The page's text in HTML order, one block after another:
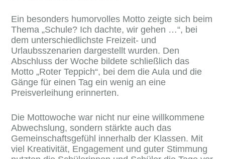
Ein besonders humorvolles Motto zeigte sich beim
Thema „Schule? Ich dachte, wir gehen …“, bei
dem unterschiedlichste Freizeit- und
Urlaubsszenarien dargestellt wurden. Den
Abschluss der Woche bildete schließlich das
Motto „Roter Teppich“, bei dem die Aula und die
Gänge für einen Tag ein wenig an eine
Preisverleihung erinnerten.
Die Mottowoche war nicht nur eine willkommene
Abwechslung, sondern stärkte auch das
Gemeinschaftsgefühl innerhalb der Klassen. Mit
viel Kreativität, Engagement und guter Stimmung